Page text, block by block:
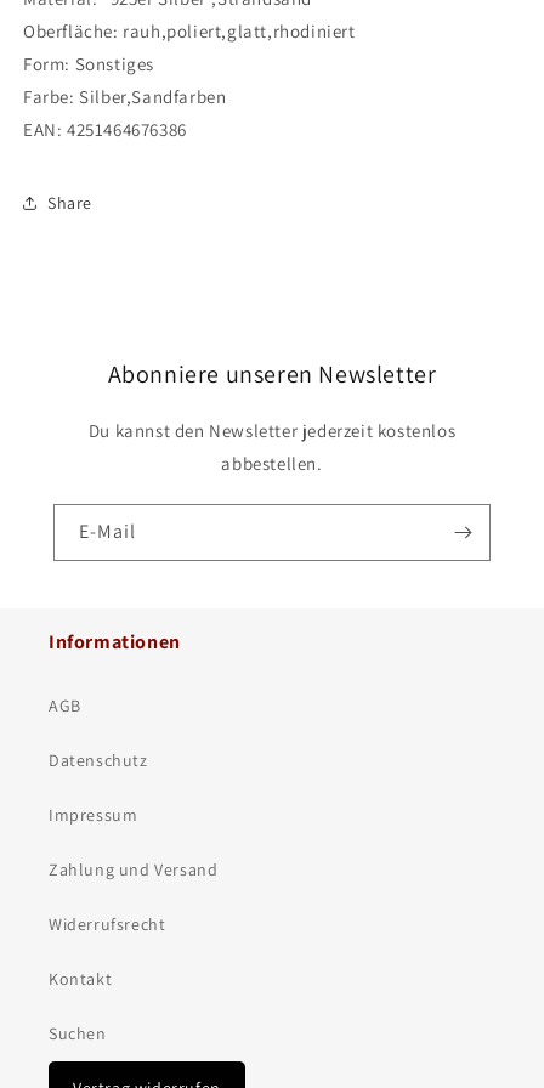
Oberfläche: rauh,poliert,glatt,rhodiniert
Form: Sonstiges
Farbe: Silber,Sandfarben
EAN: 4251464676386
Share
Abonniere unseren Newsletter
Du kannst den Newsletter jederzeit kostenlos
abbestellen.
E-Mail
Informationen
AGB
Datenschutz
Impressum
Zahlung und Versand
Widerrufsrecht
Kontakt
Suchen